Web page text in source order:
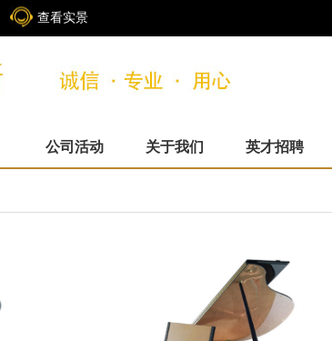
查看实景
公司活动 关于我们 英才招聘